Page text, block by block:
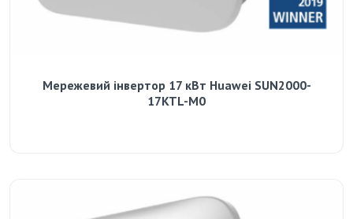
Мережевий інвертор 17 кВт Huawei SUN2000-
17KTL-M0